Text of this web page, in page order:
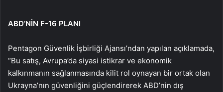
ABD’NİN F-16 PLANI
Pentagon Güvenlik İşbirliği Ajansı’ndan yapılan açıklamada,
“Bu satış, Avrupa’da siyasi istikrar ve ekonomik
kalkınmanın sağlanmasında kilit rol oynayan bir ortak olan
Ukrayna’nın güvenliğini güçlendirerek ABD’nin dış